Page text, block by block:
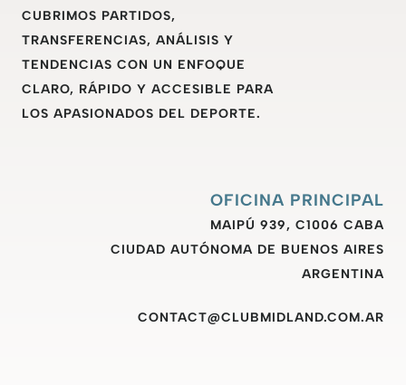
CUBRIMOS PARTIDOS,
TRANSFERENCIAS, ANÁLISIS Y
TENDENCIAS CON UN ENFOQUE
CLARO, RÁPIDO Y ACCESIBLE PARA
LOS APASIONADOS DEL DEPORTE.
OFICINA PRINCIPAL
MAIPÚ 939, C1006 CABA
CIUDAD AUTÓNOMA DE BUENOS AIRES
ARGENTINA
CONTACT@CLUBMIDLAND.COM.AR